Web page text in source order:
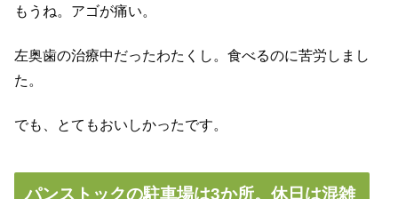
もうね。アゴが痛い。
左奥歯の治療中だったわたくし。食べるのに苦労しまし
た。
でも、とてもおいしかったです。
パンストックの駐車場は3か所。休日は混雑